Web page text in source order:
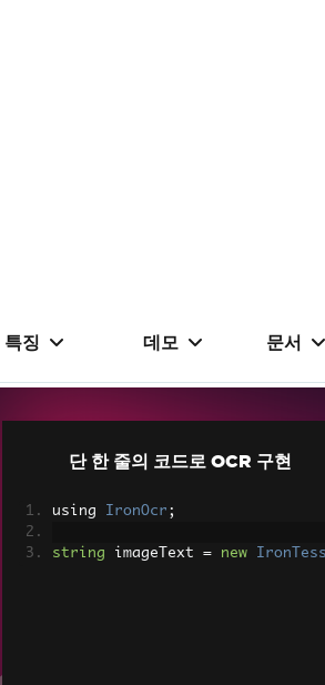
특징 데모 문서
단 한 줄의 코드로 OCR 구현
using IronOcr ;
string imageText = new